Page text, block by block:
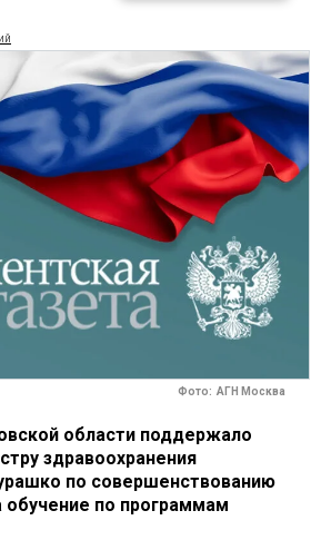
Фото: АГН Москва
области поддержало
здравоохранения
по совершенствованию
обучение по программам